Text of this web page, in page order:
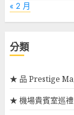
« 2 月
分類
★ 品 Prestige
★ 機場貴賓室巡